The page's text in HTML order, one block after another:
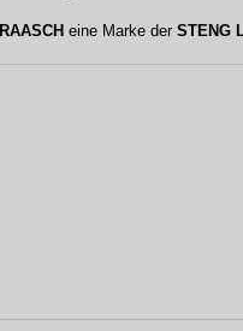
RAASCH eine Marke der STENG